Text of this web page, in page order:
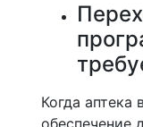
Когда аптека
обеспечение